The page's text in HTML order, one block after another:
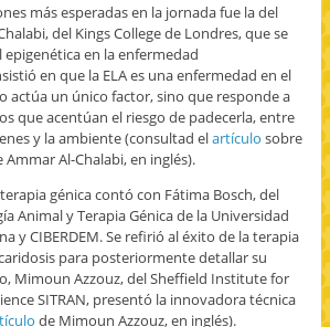
más esperadas en la jornada fue la del
del Kings College de Londres, que se
en la enfermedad
en que la ELA es una enfermedad en el
actúa un único factor, sino que responde a
que acentúan el riesgo de padecerla, entre
y la ambiente (consultad elartículo sobre
Ammar Al-Chalabi, en inglés).
génica contó con Fátima Bosch, del
Animal y Terapia Génica de la Universidad
y CIBERDEM. Se refirió al éxito de la terapia
para posteriormente detallar su
Mimoun Azzouz, del Sheffield Institute for
SITRAN, presentó la innovadora técnica
de Mimoun Azzouz, en inglés).